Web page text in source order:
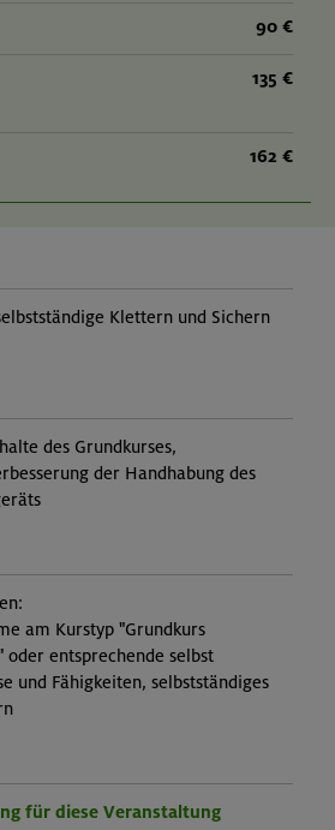
90 €
135 €
162 €
Klettern und Sichern
des Grundkurses,
der Handhabung des
am Kurstyp "Grundkurs
entsprechende selbst
und Fähigkeiten, selbstständiges
für diese Veranstaltung